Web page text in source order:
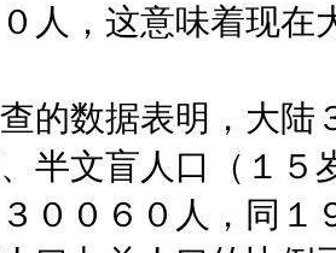
人，这意味着现
的数据表明，大陆
半文盲人口（１５
００６０人，同１